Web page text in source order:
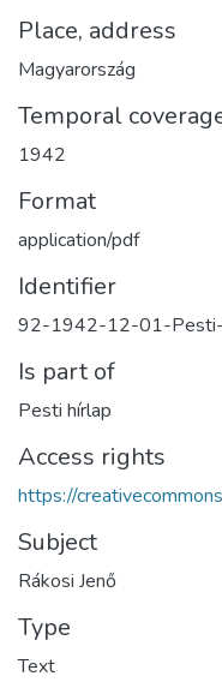
Place, address
Magyarország
Temporal
1942
Format
application/pdf
Identifier
92-1942-12-01-
Is part of
Pesti hírlap
Access rights
https://
Subject
Rákosi Jenő
Type
Text